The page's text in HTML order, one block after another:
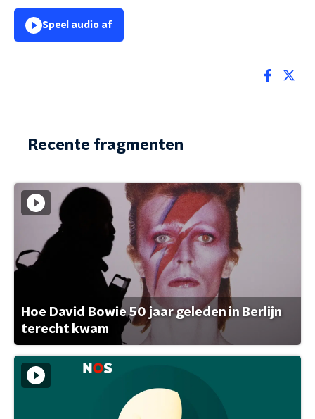
Speel audio af
Recente fragmenten
Hoe David Bowie 50 jaar geleden in Berlijn
terecht kwam